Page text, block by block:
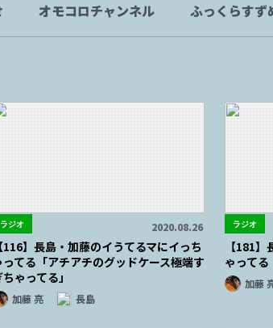
オモコロチャンネル ふっくらすず
ラジオ 2020.08.26
【116】長島・加藤のイうてるマにイっち
ってる「アチアチのグッドケース極端す
ちゃってる」
加藤 亮 長島
ラジオ
【181
ゃってる
加藤